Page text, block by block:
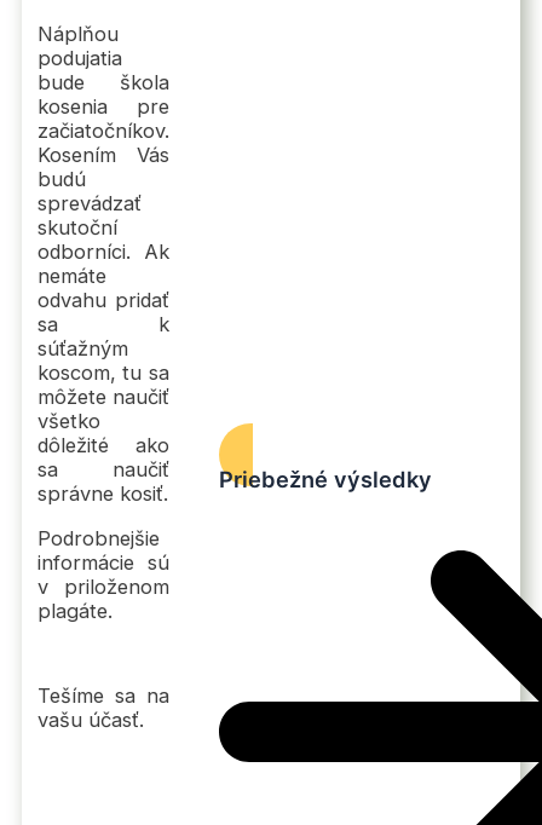
Náplňou
podujatia
bude škola
kosenia pre
začiatočníkov.
Kosením Vás
budú
sprevádzať
skutoční
odborníci. Ak
nemáte
odvahu pridať
sa k
súťažným
koscom, tu sa
môžete naučiť
všetko
dôležité ako
sa naučiť
správne kosiť.
Podrobnejšie
informácie sú
v priloženom
plagáte.
Tešíme sa na
vašu účasť.
Priebežné výsledky